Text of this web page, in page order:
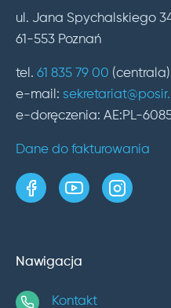
ul. Jana Spychalskiego
61-553 Poznań
tel. 61 835 79 00
e-mail:
e-doręczenia: AE:PL-
Dane do fakturowania
strona wkanał wprofil
Nawigacja
Kontakt